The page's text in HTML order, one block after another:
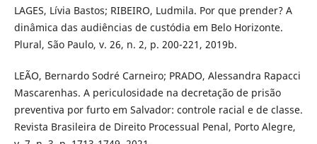
LAGES, Lívia Bastos; RIBEIRO, Ludmila. Por que prender? A
dinâmica das audiências de custódia em Belo Horizonte.
Plural, São Paulo, v. 26, n. 2, p. 200-221, 2019b.
LEÃO, Bernardo Sodré Carneiro; PRADO, Alessandra Rapacci
Mascarenhas. A periculosidade na decretação de prisão
preventiva por furto em Salvador: controle racial e de classe.
Revista Brasileira de Direito Processual Penal, Porto Alegre,